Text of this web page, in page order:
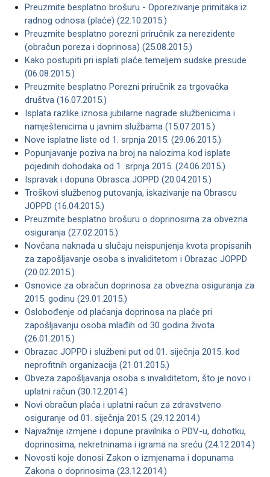
Preuzmite besplatno brošuru - Oporezivanje primitaka iz
radnog odnosa (plaće) (22.10.2015.)
Preuzmite besplatno porezni priručnik za nerezidente
(obračun poreza i doprinosa) (25.08.2015.)
Kako postupiti pri isplati plaće temeljem sudske presude
(06.08.2015.)
Preuzmite besplatno Porezni priručnik za trgovačka
društva (16.07.2015.)
Isplata razlike iznosa jubilarne nagrade službenicima i
namještenicima u javnim službama (15.07.2015.)
Nove isplatne liste od 1. srpnja 2015. (29.06.2015.)
Popunjavanje poziva na broj na nalozima kod isplate
pojedinih dohodaka od 1. srpnja 2015. (24.06.2015.)
Ispravak i dopuna Obrasca JOPPD (20.04.2015.)
Troškovi službenog putovanja, iskazivanje na Obrascu
JOPPD (16.04.2015.)
Preuzmite besplatno brošuru o doprinosima za obvezna
osiguranja (27.02.2015.)
Novčana naknada u slučaju neispunjenja kvota propisanih
za zapošljavanje osoba s invaliditetom i Obrazac JOPPD
(20.02.2015.)
Osnovice za obračun doprinosa za obvezna osiguranja za
2015. godinu (29.01.2015.)
Oslobođenje od plaćanja doprinosa na plaće pri
zapošljavanju osoba mlađih od 30 godina života
(26.01.2015.)
Obrazac JOPPD i službeni put od 01. siječnja 2015. kod
neprofitnih organizacija (21.01.2015.)
Obveza zapošljavanja osoba s invaliditetom, što je novo i
uplatni račun (30.12.2014.)
Novi obračun plaća i uplatni račun za zdravstveno
osiguranje od 01. siječnja 2015. (29.12.2014.)
Najvažnije izmjene i dopune pravilnika o PDV-u, dohotku,
doprinosima, nekretninama i igrama na sreću (24.12.2014.)
Novosti koje donosi Zakon o izmjenama i dopunama
Zakona o doprinosima (23.12.2014.)